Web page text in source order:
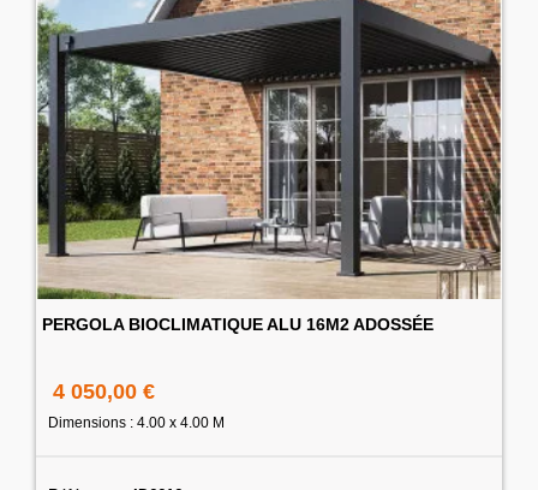
PERGOLA BIOCLIMATIQUE ALU 16M2 ADOSSÉE
4 050,00 €
Dimensions : 4.00 x 4.00 M